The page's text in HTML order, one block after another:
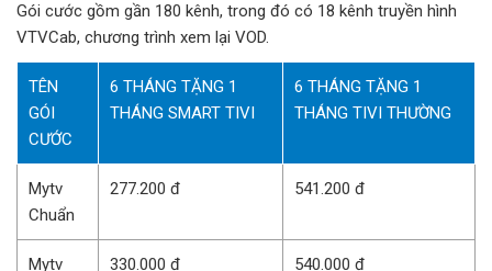
Gói cước gồm gần 180 kênh, trong đó có 18 kênh truyền hình
VTVCab, chương trình xem lại VOD.
TÊN
GÓI
CƯỚC
6 THÁNG TẶNG 1
THÁNG SMART TIVI
6 THÁNG TẶNG 1
THÁNG TIVI THƯỜNG
Mytv
Chuẩn
277.200 đ 541.200 đ
Mytv
330.000 đ 540.000 đ